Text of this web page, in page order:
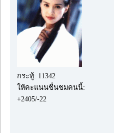
กระทู้: 11342
ให้คะแนนชื่นชมคนนี้:
+2405/-22